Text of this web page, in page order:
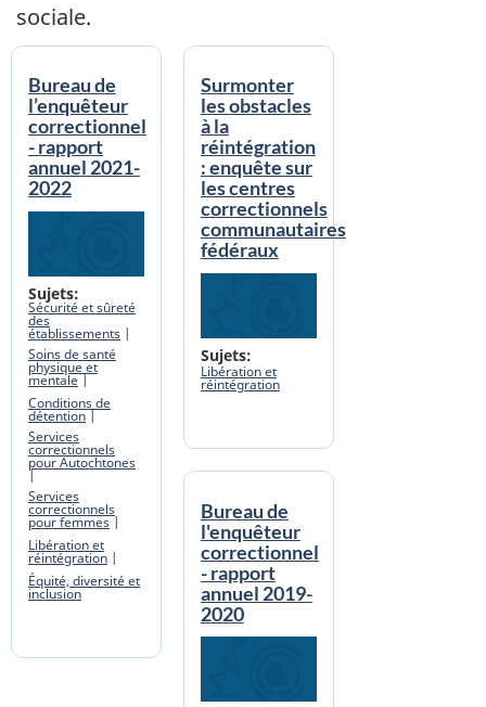
sociale.
Bureau de
l’enquêteur
correctionnel
- rapport
annuel 2021-
2022
Banner Image
Sujets
Sécurité et sûreté
des
établissements
Soins de santé
physique et
mentale
Conditions de
détention
Services
correctionnels
pour Autochtones
Services
correctionnels
pour femmes
Libération et
réintégration
Équité, diversité et
inclusion
Surmonter
les obstacles
à la
réintégration
: enquête sur
les centres
correctionnels
communautaires
fédéraux
Banner Image
Sujets
Libération et
réintégration
Bureau de
l'enquêteur
correctionnel
- rapport
annuel 2019-
2020
Banner Image